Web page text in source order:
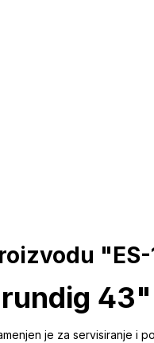
"ES-
je za servisiranje i